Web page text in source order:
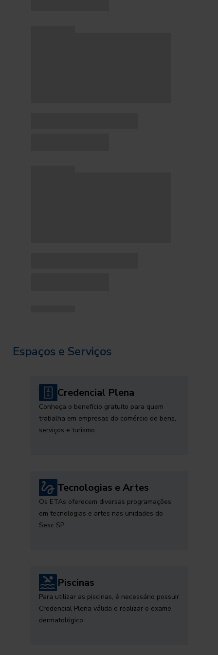
Espaços e Serviços
Credencial Plena
Conheça o benefício gratuito para quem
trabalha em empresas do comércio de bens,
serviços e turismo
Tecnologias e Artes
Os ETAs oferecem diversas programações
em tecnologias e artes nas unidades do
Sesc SP
Piscinas
Para utilizar as piscinas, é necessário possuir
Credencial Plena válida e realizar o exame
dermatológico